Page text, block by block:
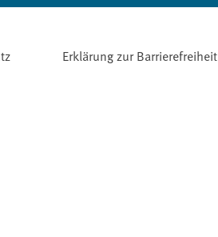
Erklärung zur Barrierefreiheit